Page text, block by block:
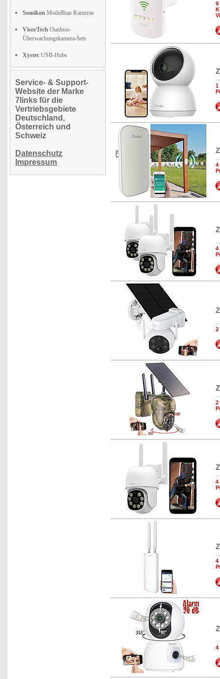
Somikon Modellbau Kameras
VisorTech Outdoor-
Überwachungskamera-Sets
Xystec USB-Hubs
Service- & Support-
Website der Marke
7links für die
Vertriebsgebiete
Deutschland,
Österreich und
Schweiz
Datenschutz
Impressum
9
1
4
4
2
2
4
4
4